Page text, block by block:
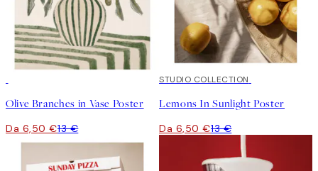
Olive Branches in Vase Poster
Da 6,50 €13 €
50%*
STUDIO COLLECTION
Lemons In Sunlight Poster
Da 6,50 €13 €